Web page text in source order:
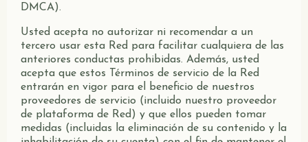
DMCA).
Usted acepta no autorizar ni recomendar a un
tercero usar esta Red para facilitar cualquiera de las
anteriores conductas prohibidas. Además, usted
acepta que estos Términos de servicio de la Red
entrarán en vigor para el beneficio de nuestros
proveedores de servicio (incluido nuestro proveedor
de plataforma de Red) y que ellos pueden tomar
medidas (incluidas la eliminación de su contenido y la